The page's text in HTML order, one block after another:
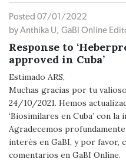
Posted 07/01/2022
by Anthika U, GaBI Online
Response to
approved in Cuba’
Estimado ARS,
Muchas gracias por tu
24/10/2021. Hemos
‘Biosimilares en Cuba’ con
Agradecemos
interés en GaBI, y por favor,
comentarios en GaBI Online.